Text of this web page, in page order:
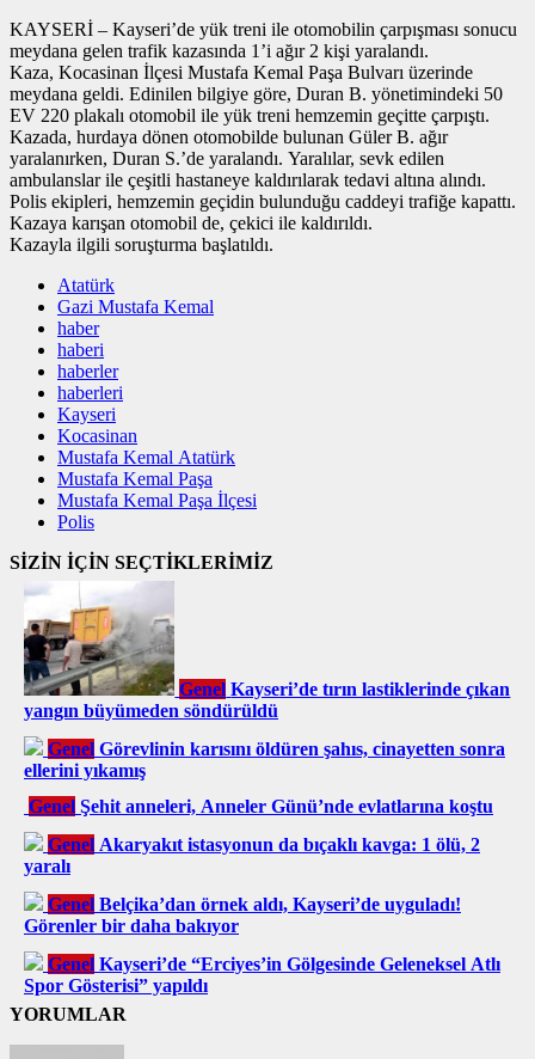
KAYSERİ – Kayseri’de yük treni ile otomobilin çarpışması sonucu
meydana gelen trafik kazasında 1’i ağır 2 kişi yaralandı.
Kaza, Kocasinan İlçesi Mustafa Kemal Paşa Bulvarı üzerinde
meydana geldi. Edinilen bilgiye göre, Duran B. yönetimindeki 50
EV 220 plakalı otomobil ile yük treni hemzemin geçitte çarpıştı.
Kazada, hurdaya dönen otomobilde bulunan Güler B. ağır
yaralanırken, Duran S.’de yaralandı. Yaralılar, sevk edilen
ambulanslar ile çeşitli hastaneye kaldırılarak tedavi altına alındı.
Polis ekipleri, hemzemin geçidin bulunduğu caddeyi trafiğe kapattı.
Kazaya karışan otomobil de, çekici ile kaldırıldı.
Kazayla ilgili soruşturma başlatıldı.
Atatürk
Gazi Mustafa Kemal
haber
haberi
haberler
haberleri
Kayseri
Kocasinan
Mustafa Kemal Atatürk
Mustafa Kemal Paşa
Mustafa Kemal Paşa İlçesi
Polis
SİZİN İÇİN SEÇTİKLERİMİZ
Genel Kayseri’de tırın lastiklerinde çıkan
yangın büyümeden söndürüldü
Genel Görevlinin karısını öldüren şahıs, cinayetten sonra
ellerini yıkamış
Genel Şehit anneleri, Anneler Günü’nde evlatlarına koştu
Genel Akaryakıt istasyonun da bıçaklı kavga: 1 ölü, 2
yaralı
Genel Belçika’dan örnek aldı, Kayseri’de uyguladı!
Görenler bir daha bakıyor
Genel Kayseri’de “Erciyes’in Gölgesinde Geleneksel Atlı
Spor Gösterisi” yapıldı
YORUMLAR